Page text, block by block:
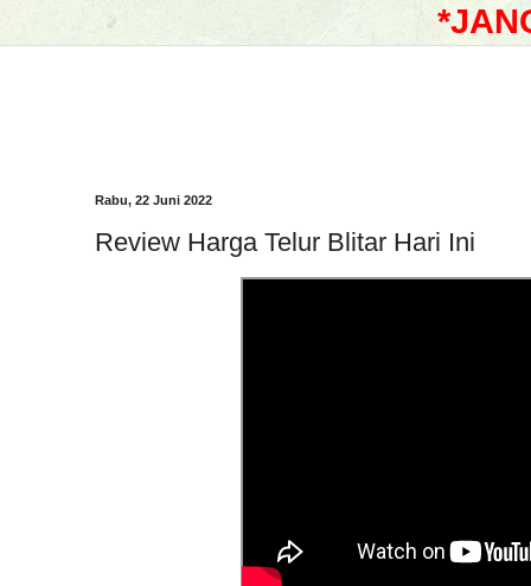
Rabu, 22 Juni 2022
Review Harga Telur Blitar Hari Ini